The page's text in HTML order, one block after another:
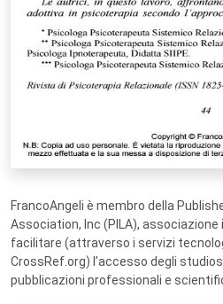
FrancoAngeli è membro della
Association, Inc (PILA),
facilitare (attraverso i servizi
CrossRef.org) l’accesso degli
pubblicazioni professionali e